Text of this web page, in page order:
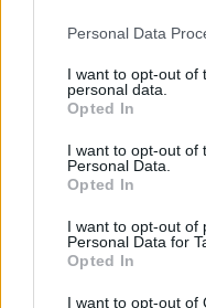
Personal Data
I want to opt-out of
personal data.
Opted In
I want to opt-out of
Personal Data.
Opted In
I want to opt-out of
Personal Data for
Opted In
I want to opt-out of
ŠOKANTNO!
26.03.17. 16:11
Takmičili su se u
(VIDEO)